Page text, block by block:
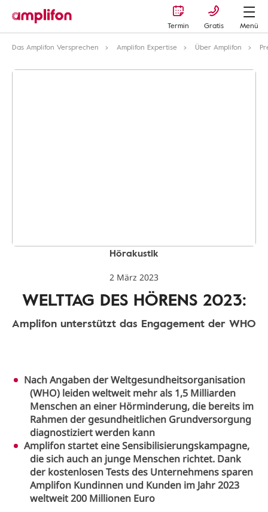
Termin Gratis
Menü
Das Amplifon Versprechen
Amplifon Expertise Über Amplifon
Hörakustik
2 März 2023
WELTTAG DES HÖRENS 2023:
Amplifon unterstützt das Engagement der WHO
Nach Angaben der Weltgesundheitsorganisation
(WHO) leiden weltweit mehr als 1,5 Milliarden
Menschen an einer Hörminderung, die bereits im
Rahmen der gesundheitlichen Grundversorgung
diagnostiziert werden kann
Amplifon startet eine Sensibilisierungskampagne,
die sich auch an junge Menschen richtet. Dank
der kostenlosen Tests des Unternehmens sparen
Amplifon Kundinnen und Kunden im Jahr 2023
weltweit 200 Millionen Euro